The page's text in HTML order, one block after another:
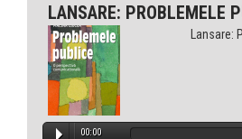
LANSARE: PROBLEMELE
Lansare:
00:00